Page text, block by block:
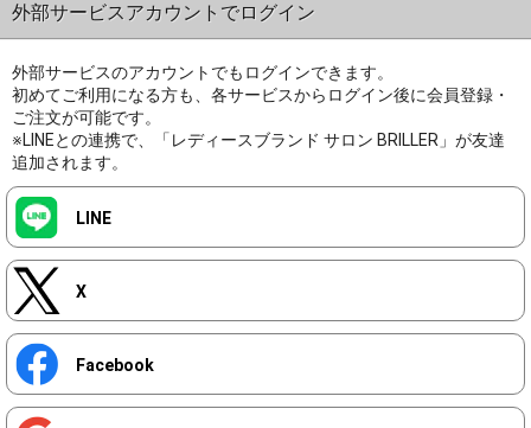
外部サービスアカウントでログイン
外部サービスのアカウントでもログインできます。
初めてご利用になる方も、各サービスからログイン後に会員登録・
ご注文が可能です。
※LINEとの連携で、「レディースブランド サロン BRILLER」が友達
追加されます。
LINE
X
Facebook